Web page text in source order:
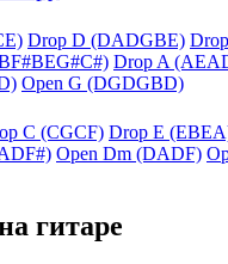
Drop D (DADGBE)
Drop A
Open G (DGDGBD)
C (CGCF) Drop E
Open Dm (DADF)
гитаре